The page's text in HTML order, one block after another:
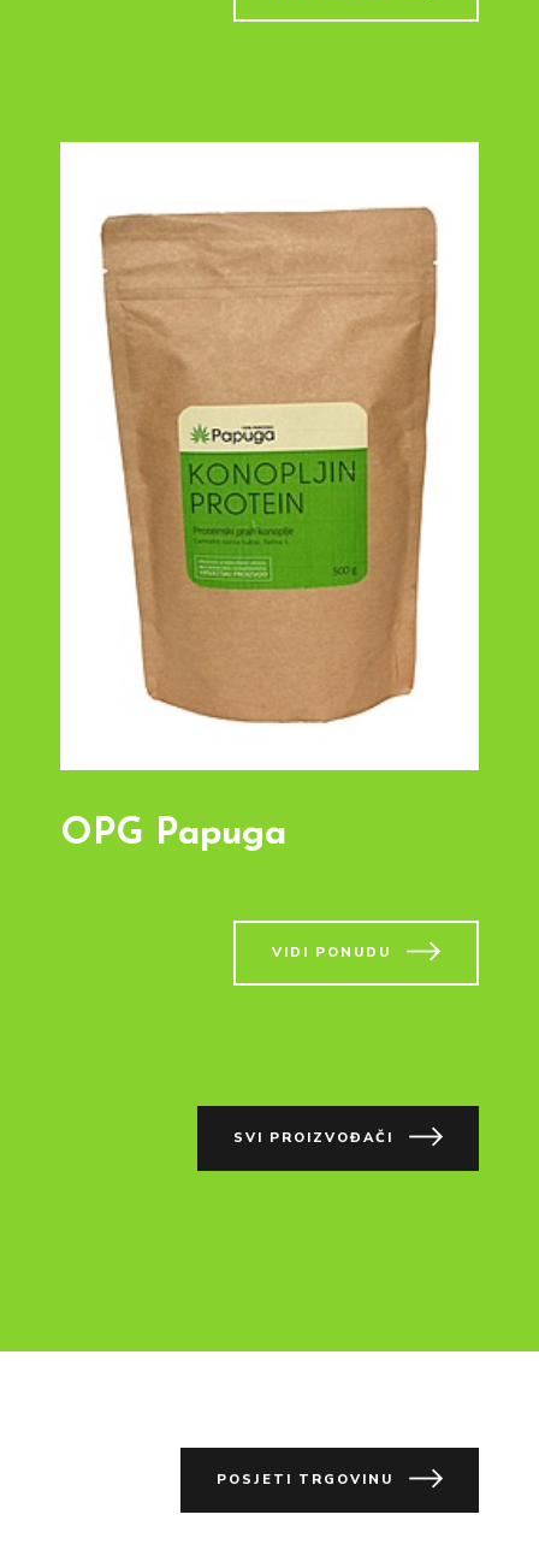
OPG Papuga
VIDI PONUDU
SVI PROIZVOĐAČI
POSJETI TRGOVINU